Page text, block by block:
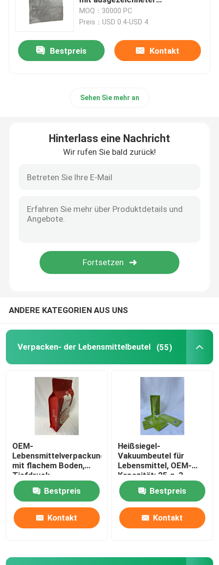
Kaffeeverpackungsbeutel
Lamellierter Verpackenrolls
Stand-Up-Verpackungsbeutel
Nahrung- für Haustiereverpackenbeutel
Papierverpackungsbeutel
Verpackentasche Plastik
Verpackenaufkleber
Sauerstoffbarriere
MOQ：30000 PC
Preis：USD 0.4-USD 4
Bestpreis Kontakt
Sehen Sie mehr an
Hinterlass eine Nachricht
Wir rufen Sie bald zurück!
ANDERE KATEGORIEN AUS UNS
Verpacken- der Lebensmittelbeutel (55)
OEM-
Lebensmittelverpackungsbeutel
mit flachem Boden,
Tiefdruck,
Cashewnuss-
Verpackungsbeutel
Bestpreis
Kontakt
Heißsiegel-
Vakuumbeutel für
Lebensmittel, OEM-
Kapazität: 25 g, 3
Seiten zum Aufstellen
Bestpreis
Kontakt